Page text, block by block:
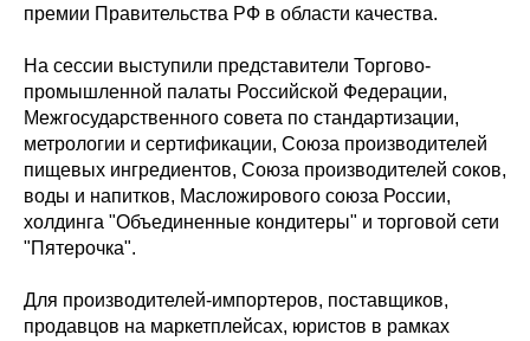
премии Правительства РФ в области качества.
На сессии выступили представители Торгово-
промышленной палаты Российской Федерации,
Межгосударственного совета по стандартизации,
метрологии и сертификации, Союза производителей
пищевых ингредиентов, Союза производителей соков,
воды и напитков, Масложирового союза России,
холдинга "Объединенные кондитеры" и торговой сети
"Пятерочка".
Для производителей-импортеров, поставщиков,
продавцов на маркетплейсах, юристов в рамках